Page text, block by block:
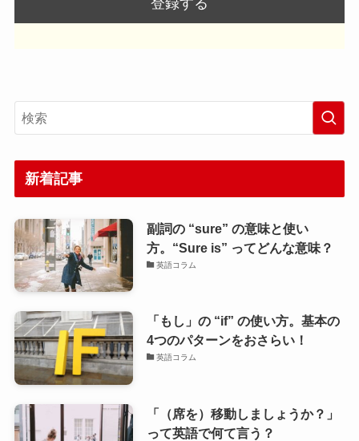
新着記事
副詞の “sure” の意味と使い
方。“Sure is” ってどんな意味？
英語コラム
「もし」の “if” の使い方。基本の
4つのパターンをおさらい！
英語コラム
「（席を）移動しましょうか？」
って英語で何て言う？